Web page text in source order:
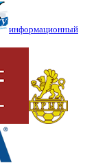
информационный